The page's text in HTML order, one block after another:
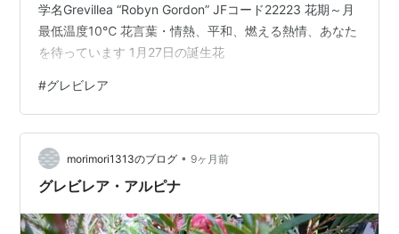
学名Grevillea “Robyn Gordon” JFコード22223 花期～月
最低温度10℃ 花言葉・情熱、平和、燃える熱情、あなた
を待っています 1月27日の誕生花
#グレビレア
morimori1313のブログ • 9ヶ月前
グレビレア・アルピナ